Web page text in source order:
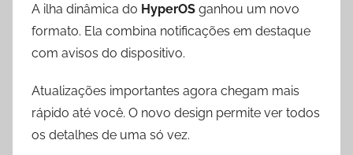
A ilha dinâmica do HyperOS ganhou um novo
formato. Ela combina notificações em destaque
com avisos do dispositivo.
Atualizações importantes agora chegam mais
rápido até você. O novo design permite ver todos
os detalhes de uma só vez.